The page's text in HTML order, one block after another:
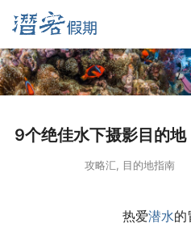
9个绝佳水下摄影目的地
攻略汇, 目的地指南
热爱潜水的